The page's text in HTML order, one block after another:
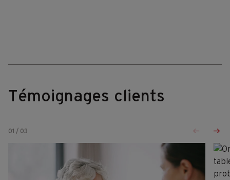
Témoignages clients
01 / 03